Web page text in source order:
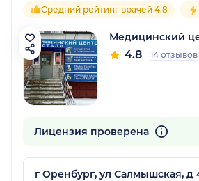
Средний рейтинг врачей 4.8
Медицинский
4.8 14 отзывов
Лицензия проверена
г Оренбург, ул Салмышская, д